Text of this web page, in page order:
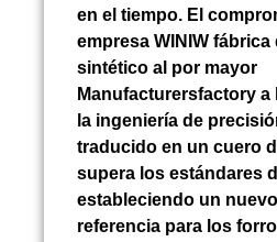
en el tiempo. El
empresa WINIW fábrica
sintético al por mayor
Manufacturersfactory
la ingeniería de
traducido en un cuero
supera los estándares
estableciendo un
referencia para los